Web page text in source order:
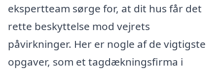
ekspertteam sørge for, at dit hus får det
rette beskyttelse mod vejrets
påvirkninger. Her er nogle af de vigtigste
opgaver, som et tagdækningsfirma i